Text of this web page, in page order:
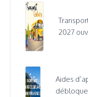
2027
Aides